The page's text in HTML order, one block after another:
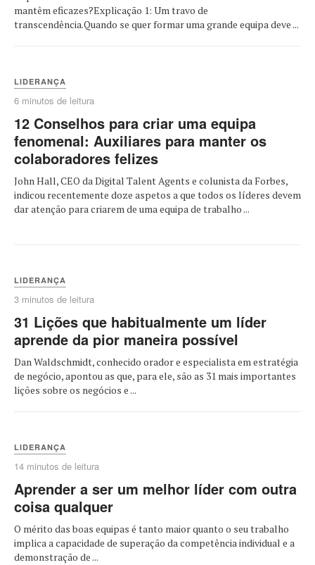
mantêm eficazes?Explicação 1: Um travo de
transcendência.Quando se quer formar uma grande equipa deve ...
LIDERANÇA
6 minutos de leitura
12 Conselhos para criar uma equipa
fenomenal: Auxiliares para manter os
colaboradores felizes
John Hall, CEO da Digital Talent Agents e colunista da Forbes,
indicou recentemente doze aspetos a que todos os líderes devem
dar atenção para criarem de uma equipa de trabalho ...
LIDERANÇA
3 minutos de leitura
31 Lições que habitualmente um líder
aprende da pior maneira possível
Dan Waldschmidt, conhecido orador e especialista em estratégia
de negócio, apontou as que, para ele, são as 31 mais importantes
lições sobre os negócios e ...
LIDERANÇA
14 minutos de leitura
Aprender a ser um melhor líder com outra
coisa qualquer
O mérito das boas equipas é tanto maior quanto o seu trabalho
implica a capacidade de superação da competência individual e a
demonstração de ...